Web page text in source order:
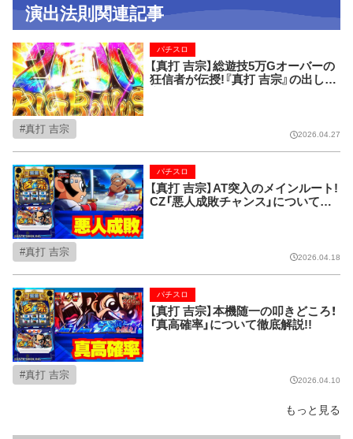
演出法則関連記事
【真打 吉宗】総遊技5万Gオーバーの
狂信者が伝授!『真打 吉宗』の出し
パチスロ
真打 吉宗 2026.04.27
【真打 吉宗】AT突入のメインルート!
CZ「悪人成敗チャンス」について解
パチスロ
真打 吉宗 2026.04.18
【真打 吉宗】本機随一の叩きどころ！
「真高確率」について徹底解説!!
パチスロ
真打 吉宗 2026.04.10
もっと見る